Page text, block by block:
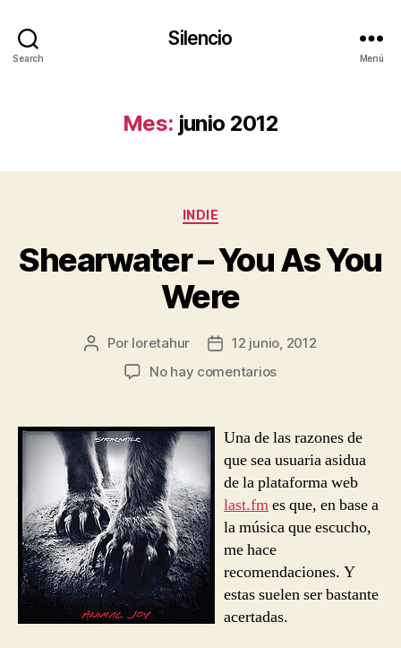
Search
Silencio
Menú
Mes: junio 2012
Categorías
INDIE
Shearwater – You As You
Were
Autor
Por loretahur
Fecha12 junio, 2012
No hay comentariosen
You
You
Were
Una de las razones de
que sea usuaria asidua
de la plataforma web
last.fmes que, en base a
la música que escucho,
me hace
recomendaciones. Y
estas suelen ser bastante
acertadas.